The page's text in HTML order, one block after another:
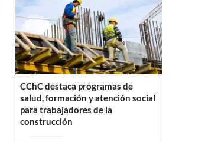
CChC destaca programas de
salud, formación y atención social
para trabajadores de la
construcción